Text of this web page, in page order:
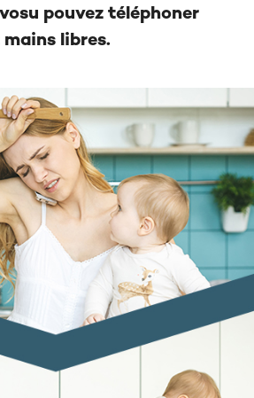
pouvez téléphoner
libres.